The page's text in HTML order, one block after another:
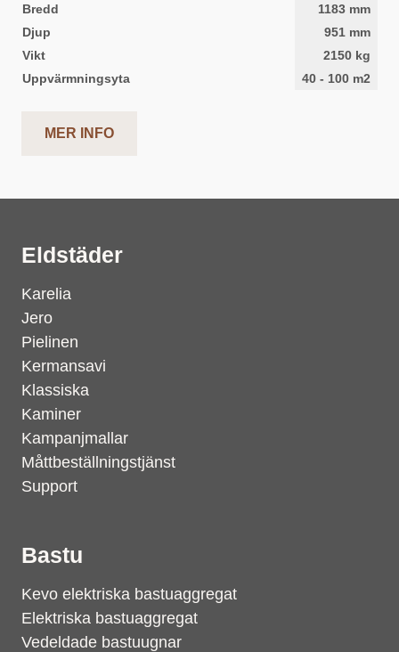
Bredd
1183 mm
Djup
951 mm
Vikt
2150 kg
Uppvärmningsyta
40 - 100 m2
MER INFO
Eldstäder
Karelia
Jero
Pielinen
Kermansavi
Klassiska
Kaminer
Kampanjmallar
Måttbeställningstjänst
Support
Bastu
Kevo elektriska bastuaggregat
Elektriska bastuaggregat
Vedeldade bastuugnar